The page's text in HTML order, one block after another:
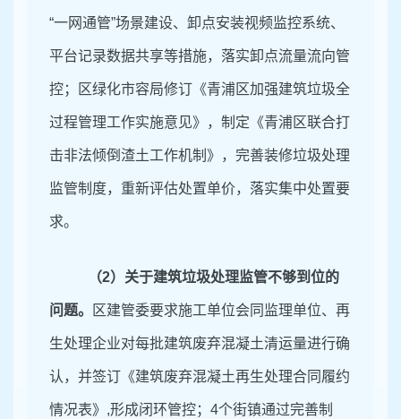
“一网通管”场景建设、卸点安装视频监控系统、
平台记录数据共享等措施，落实卸点流量流向管
控；区绿化市容局修订《青浦区加强建筑垃圾全
过程管理工作实施意见》，制定《青浦区联合打
击非法倾倒渣土工作机制》，完善装修垃圾处理
监管制度，重新评估处置单价，落实集中处置要
求。
（2）关于建筑垃圾处理监管不够到位的
问题。 区建管委要求施工单位会同监理单位、再
生处理企业对每批建筑废弃混凝土清运量进行确
认，并签订《建筑废弃混凝土再生处理合同履约
情况表》 ,形成闭环管控；4个街镇通过完善制